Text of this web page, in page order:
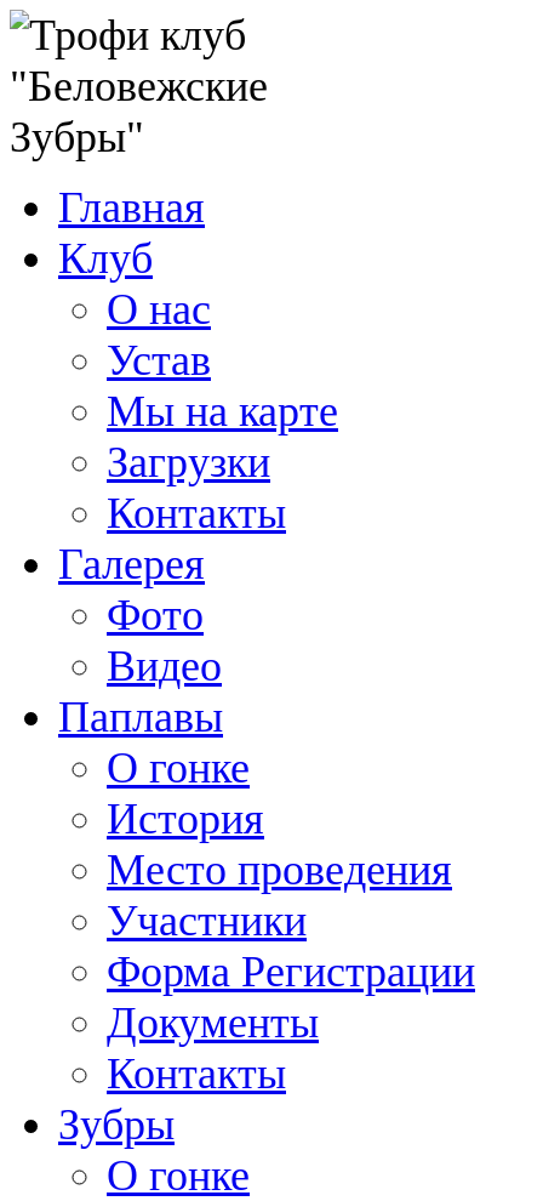
Главная
Клуб
О нас
Устав
Мы на карте
Загрузки
Контакты
Галерея
Фото
Видео
Паплавы
О гонке
История
Место проведения
Участники
Форма Регистрации
Документы
Контакты
Зубры
О гонке